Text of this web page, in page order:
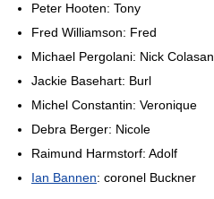
Peter Hooten: Tony
Fred Williamson: Fred
Michael Pergolani: Nick
Jackie Basehart: Burl
Michel Constantin: Veronique
Debra Berger: Nicole
Raimund Harmstorf: Adolf
Ian Bannen: coronel Buckner